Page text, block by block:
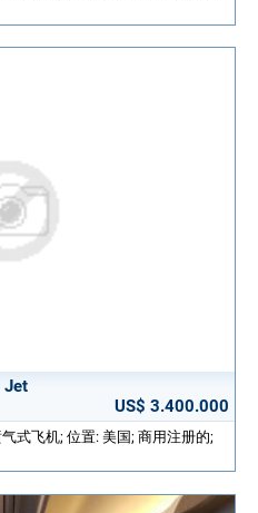
Jet
US$ 3.400.000
式飞机; 位置: 美国; 商用注册的;